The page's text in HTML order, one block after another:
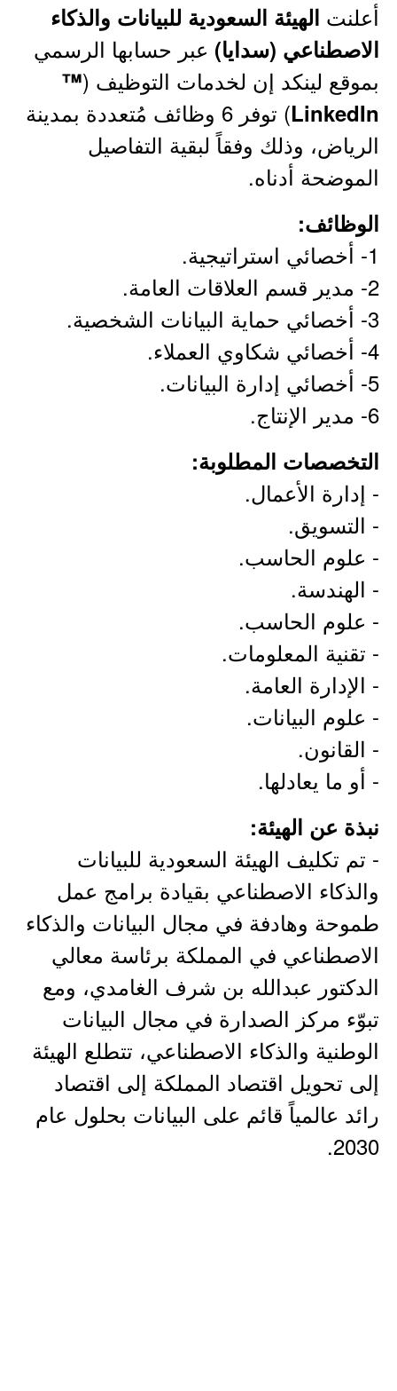
أعلنت الهيئة السعودية للبيانات والذكاء
الاصطناعي (سدايا) عبر حسابها الرسمي
بموقع لينكد إن لخدمات التوظيف (™
LinkedIn
) توفر 6 وظائف مُتعددة بمدينة
الرياض، وذلك وفقاً لبقية التفاصيل
الموضحة أدناه.
الوظائف:
1- أخصائي استراتيجية.
2- مدير قسم العلاقات العامة.
3- أخصائي حماية البيانات الشخصية.
4- أخصائي شكاوي العملاء.
5- أخصائي إدارة البيانات.
6- مدير الإنتاج.
التخصصات المطلوبة:
- إدارة الأعمال.
- التسويق.
- علوم الحاسب.
- الهندسة.
- علوم الحاسب.
- تقنية المعلومات.
- الإدارة العامة.
- علوم البيانات.
- القانون.
- أو ما يعادلها.
نبذة عن الهيئة:
- تم تكليف الهيئة السعودية للبيانات
والذكاء الاصطناعي بقيادة برامج عمل
طموحة وهادفة في مجال البيانات والذكاء
الاصطناعي في المملكة برئاسة معالي
الدكتور عبدالله بن شرف الغامدي، ومع
تبوّء مركز الصدارة في مجال البيانات
الوطنية والذكاء الاصطناعي، تتطلع الهيئة
إلى تحويل اقتصاد المملكة إلى اقتصاد
رائد عالمياً قائم على البيانات بحلول عام
2030.